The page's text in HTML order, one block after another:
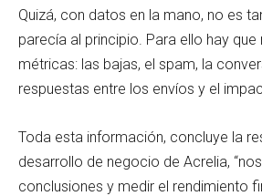
Quizá, con datos en la mano, no es
parecía al principio. Para ello hay que
métricas: las bajas, el spam, la
respuestas entre los envíos y el
Toda esta información, concluye la
desarrollo de negocio de Acrelia,
conclusiones y medir el rendimiento